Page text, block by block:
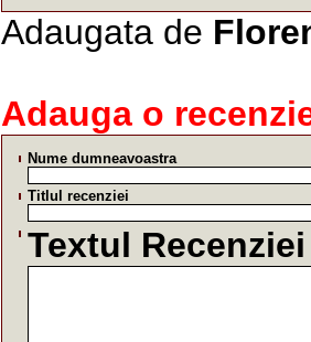
Adaugata de
Adauga o
Nume dumneavoastra
Titlul recenziei
Textul Recenziei